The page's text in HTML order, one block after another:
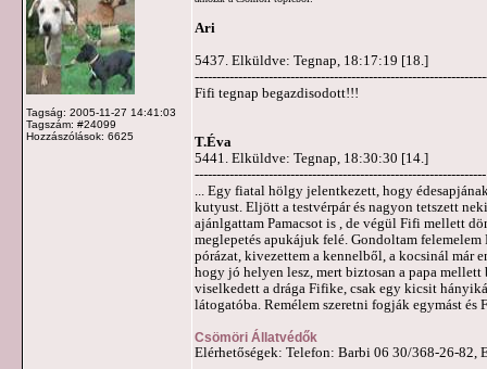
Tagság: 2005-11-27 14:41:03
Tagszám: #24099
Hozzászólások: 6625
Ari
5437. Elküldve: Tegnap, 18:17:19 [18.]
Fifi tegnap begazdisodott!!!
T.Éva
5441. Elküldve: Tegnap, 18:30:30 [14.]
-------------------------------------------------------------------
... Egy fiatal hölgy jelentkezett, hogy
kutyust. Eljött a testvérpár és nagyon tetszett
ajánlgattam Pamacsot is , de végül Fifi mellett
meglepetés apukájuk felé. Gondoltam
pórázat, kivezettem a kennelből, a kocsinál már
hogy jó helyen lesz, mert biztosan a papa
viselkedett a drága Fifike, csak egy kicsit
látogatóba. Remélem szeretni fogják egymást és
Csömöri Állatvédők
Elérhetőségek: Telefon: Barbi 06 30/368-26-82,